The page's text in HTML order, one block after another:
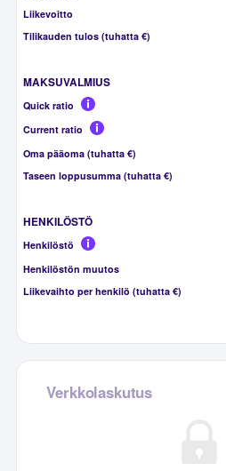
Liikevoitto
Tilikauden tulos (tuhatta €)
MAKSUVALMIUS
Quick ratio
Current ratio
Oma pääoma (tuhatta €)
Taseen loppusumma (tuhatta €)
HENKILÖSTÖ
Henkilöstö
Henkilöstön muutos
Liikevaihto per henkilö (tuhatta €)
Verkkolaskutus